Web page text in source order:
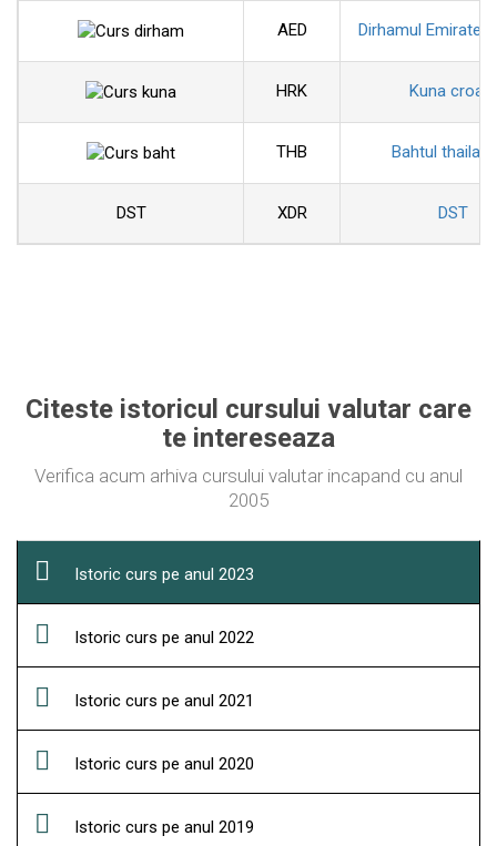
AED Dirhamul
HRK Kuna croata
THB Bahtul
DST XDR DST
Citeste istoricul cursului valutar care
te intereseaza
Verifica acum arhiva cursului valutar incapand cu anul
2005
Istoric curs pe anul 2023
Istoric curs pe anul 2022
Istoric curs pe anul 2021
Istoric curs pe anul 2020
Istoric curs pe anul 2019